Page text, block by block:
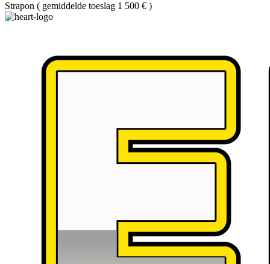
Strapon ( gemiddelde toeslag 1 500 € )